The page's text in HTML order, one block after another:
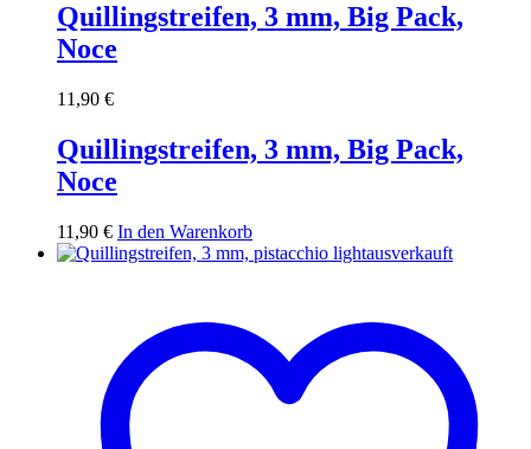
Quillingstreifen, 3 mm, Big Pack,
Noce
11,90 €
Quillingstreifen, 3 mm, Big Pack,
Noce
11,90 € In den Warenkorb
ausverkauft